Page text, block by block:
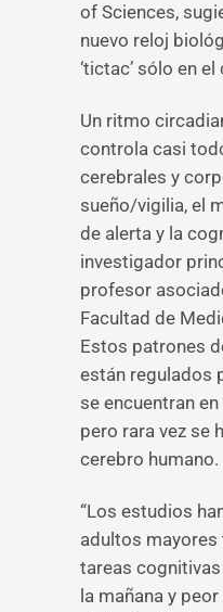
of Sciences,
nuevo reloj
‘tictac’ sólo en
Un ritmo
controla casi
cerebrales y
sueño/vigilia, el
de alerta y la
investigador
profesor
Facultad de
Estos patrones
están regulados
se encuentran
pero rara vez se
cerebro humano.
“Los estudios
adultos mayores
tareas
la mañana y